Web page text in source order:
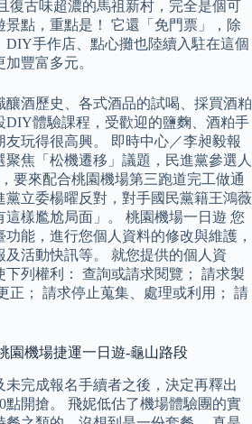
復古味超濃的馬祖新村，完全是個可
景點，重點是！ 它還「免門票」，除
DIY手作店、點心攤也陸續入駐在這個
豐富多元。
釀酒歷史、各式酒品的試喝、採買酒粕
DIY體驗課程，受歡迎的鹽麴、酒粕手
玩得很高興。 即時中心／李昶毅報
焦「松機遷移」議題，民進黨參選人
要來配合桃園機場第三跑道完工做通
黨立委楊曜反對，對手國民黨籍王鴻薇
樣尷尬局面」。 桃園機場一日遊 您
能，進行您個人資料的修改與維護，
活動快訊等。 就您提供的個人資
列權利： 查詢或請求閱覽； 請求製
正； 請求停止蒐集、處理或利用； 請
園機場捷運一日遊-龜山路段
未完成報名手續者之後，決定再釋出
點開搶。 飛妮低估了機場體驗團的實